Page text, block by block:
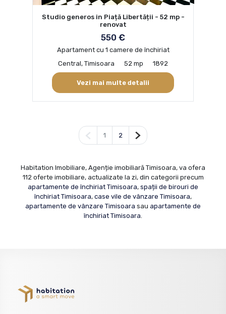
Studio generos in Piață Libertății - 52 mp -
renovat
550 €
Apartament cu 1 camere de închiriat
Central, Timisoara
52 mp 1892
Vezi mai multe detalii
Pagina anterioară
1 2 Pagina următoare
Habitation Imobiliare, Agenție imobiliară Timisoara, va ofera
112 oferte imobiliare, actualizate la zi, din categorii precum
apartamente de închiriat Timisoara, spații de birouri de
închiriat Timisoara, case vile de vânzare Timisoara,
apartamente de vânzare Timisoara sau apartamente de
închiriat Timisoara